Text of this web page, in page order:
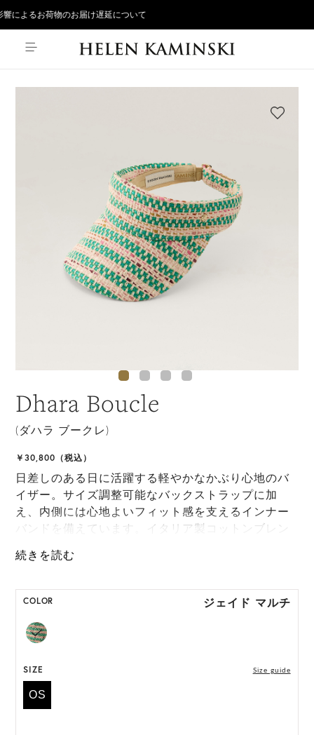
によるお荷物のお届け遅延について
Dhara Boucle
(ダハラ ブークレ)
￥30,800（税込）
日差しのある日に活躍する軽やかなかぶり心地のバ
イザー。サイズ調整可能なバックストラップに加
え、内側には心地よいフィット感を支えるインナー
バンドを備えています。イタリア製コットンブレン
した。
ONE SIZE展開の商品:ONE SIZE 57.5cm
*ハンドメイド製品のサイズには微小の個体差がござ
HAT BOX に収納できない商品です。
COLOR ジェイド マルチ
SIZE Size guide
OS